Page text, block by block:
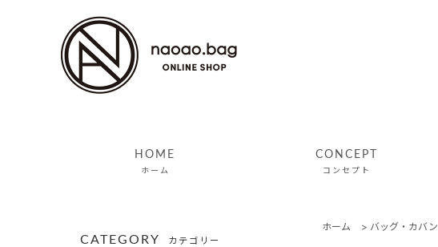
HOME
ホーム
CONCEPT
コンセプト
ホーム > バッグ・カバン
CATEGORY カテゴリー